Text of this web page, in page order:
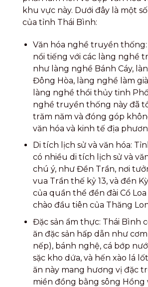
khu vực này. Dưới đây là một
của tỉnh Thái Bình:
Văn hóa nghề truyền
nổi tiếng với các làng nghề
như làng nghề Bánh Cáy,
Đông Hòa, làng nghề làm
làng nghề thổi thủy tinh
nghề truyền thống này đã
trăm năm và đóng góp
văn hóa và kinh tế địa
Di tích lịch sử và văn hóa:
có nhiều di tích lịch sử và
chú ý, như Đền Trần, nơi
vua Trần thế kỷ 13, và đền
của quần thể đền đài Cổ Loa
chào đầu tiên của Thăng
Đặc sản ẩm thực: Thái Bình
ăn đặc sản hấp dẫn như
nếp), bánh nghệ, cá bớp
sặc kho dứa, và hến xào lá
ăn này mang hương vị đặc
miền đồng bằng sông